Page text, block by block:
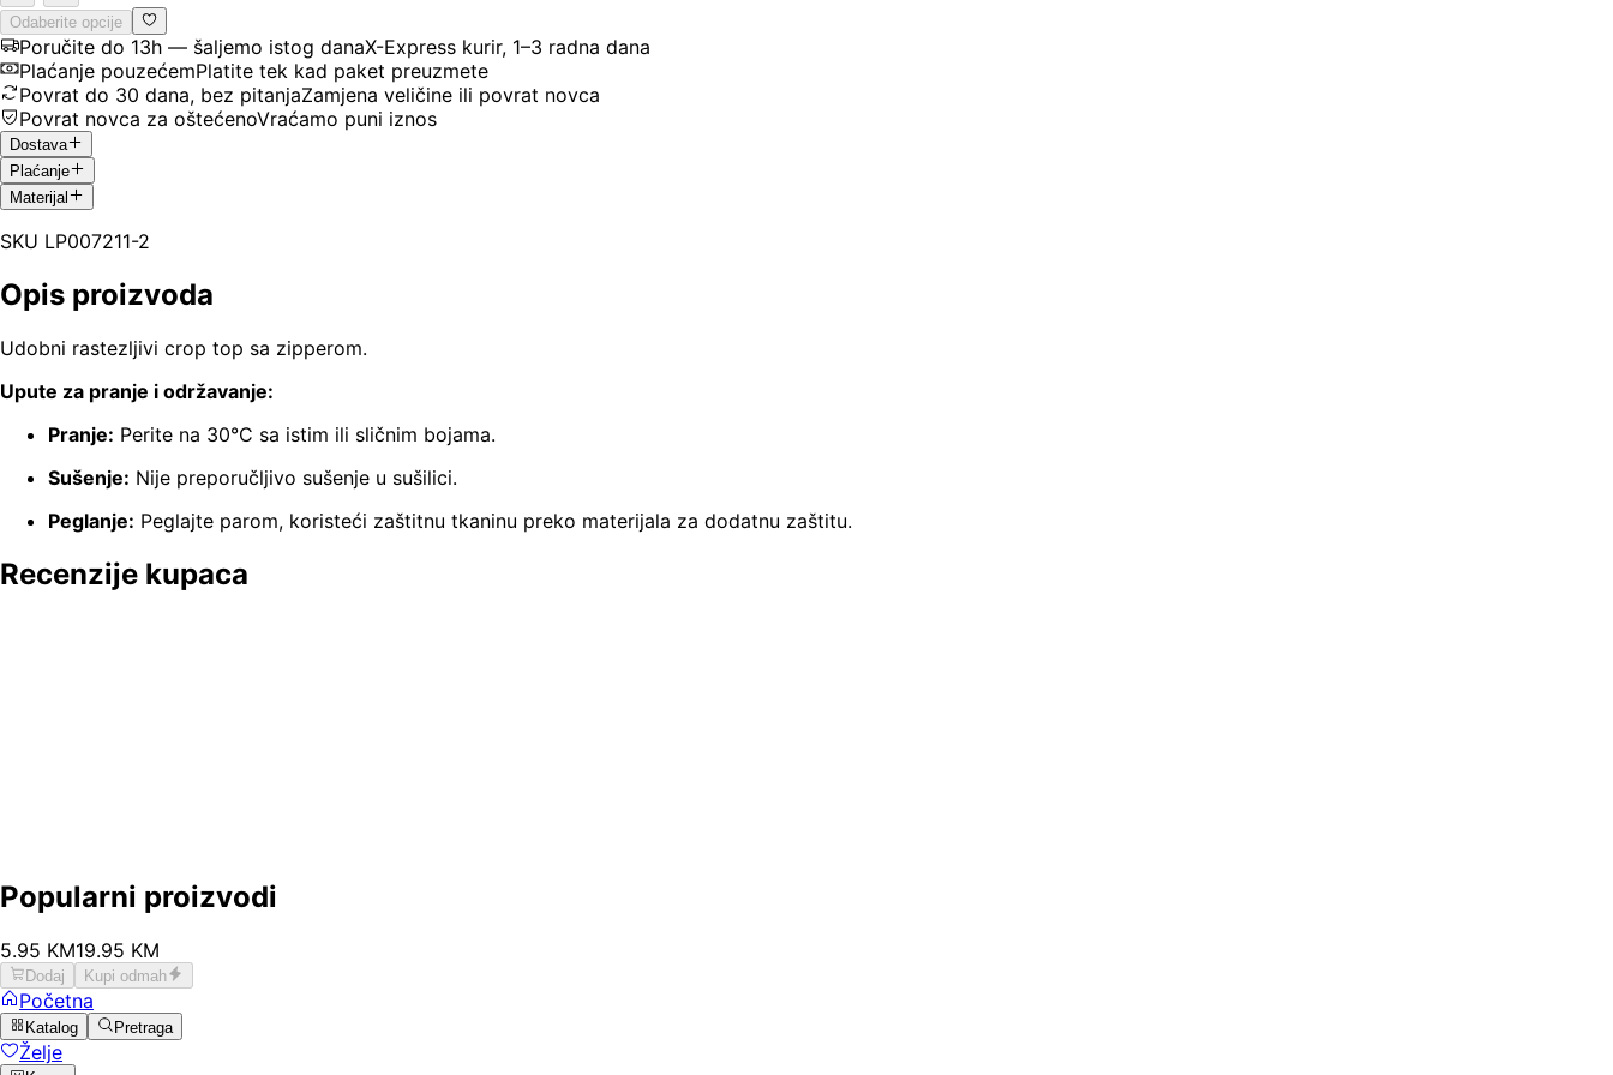
Odaberite opcije
Poručite do 13h — šaljemo istog danaX-Express kurir, 1–3 radna dana
Plaćanje pouzećemPlatite tek kad paket preuzmete
Povrat do 30 dana, bez pitanjaZamjena veličine ili povrat novca
Povrat novca za oštećenoVraćamo puni iznos
Dostava
Plaćanje
Materijal
SKU LP007211-2
Opis proizvoda
Udobni rastezljivi crop top sa zipperom.
Upute za pranje i održavanje:
Pranje: Perite na 30°C sa istim ili sličnim bojama.
Sušenje: Nije preporučljivo sušenje u sušilici.
Peglanje: Peglajte parom, koristeći zaštitnu tkaninu preko materijala za dodatnu zaštitu.
Recenzije kupaca
Popularni proizvodi
5.95 KM19.95 KM
Dodaj Kupi odmah
Početna
Katalog Pretraga
Želje